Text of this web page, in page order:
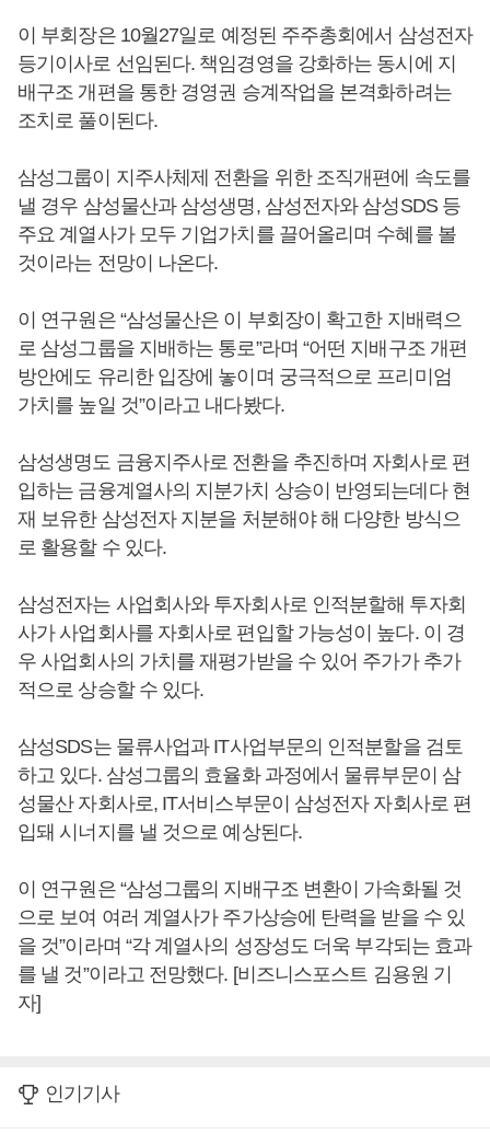
이 부회장은 10월27일로 예정된 주주총회에서 삼성전자
등기이사로 선임된다. 책임경영을 강화하는 동시에 지
배구조 개편을 통한 경영권 승계작업을 본격화하려는
조치로 풀이된다.
삼성그룹이 지주사체제 전환을 위한 조직개편에 속도를
낼 경우 삼성물산과 삼성생명, 삼성전자와 삼성SDS 등
주요 계열사가 모두 기업가치를 끌어올리며 수혜를 볼
것이라는 전망이 나온다.
이 연구원은 “삼성물산은 이 부회장이 확고한 지배력으
로 삼성그룹을 지배하는 통로”라며 “어떤 지배구조 개편
방안에도 유리한 입장에 놓이며 궁극적으로 프리미엄
가치를 높일 것”이라고 내다봤다.
삼성생명도 금융지주사로 전환을 추진하며 자회사로 편
입하는 금융계열사의 지분가치 상승이 반영되는데다 현
재 보유한 삼성전자 지분을 처분해야 해 다양한 방식으
로 활용할 수 있다.
삼성전자는 사업회사와 투자회사로 인적분할해 투자회
사가 사업회사를 자회사로 편입할 가능성이 높다. 이 경
우 사업회사의 가치를 재평가받을 수 있어 주가가 추가
적으로 상승할 수 있다.
삼성SDS는 물류사업과 IT사업부문의 인적분할을 검토
하고 있다. 삼성그룹의 효율화 과정에서 물류부문이 삼
성물산 자회사로, IT서비스부문이 삼성전자 자회사로 편
입돼 시너지를 낼 것으로 예상된다.
이 연구원은 “삼성그룹의 지배구조 변환이 가속화될 것
으로 보여 여러 계열사가 주가상승에 탄력을 받을 수 있
을 것”이라며 “각 계열사의 성장성도 더욱 부각되는 효과
를 낼 것”이라고 전망했다. [비즈니스포스트 김용원 기
자]
인기기사